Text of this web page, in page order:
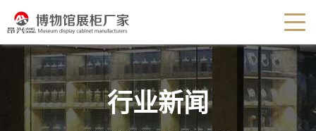
行业新闻